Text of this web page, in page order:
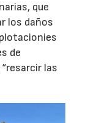
que
los daños
de
las